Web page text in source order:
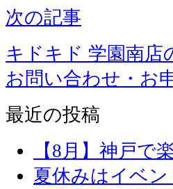
次の記事
キドキド 学園南店
お問い合わせ・お
最近の投稿
【8月】神戸で
夏休みはイベ